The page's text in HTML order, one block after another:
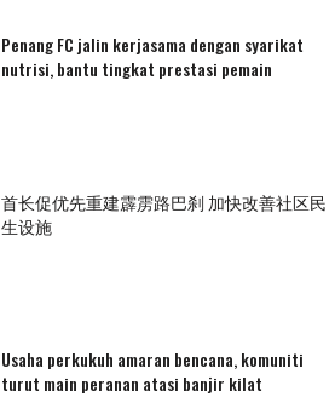
Penang FC jalin kerjasama dengan syarikat
nutrisi, bantu tingkat prestasi pemain
首长促优先重建霹雳路巴刹 加快改善社区民
生设施
Usaha perkukuh amaran bencana, komuniti
turut main peranan atasi banjir kilat